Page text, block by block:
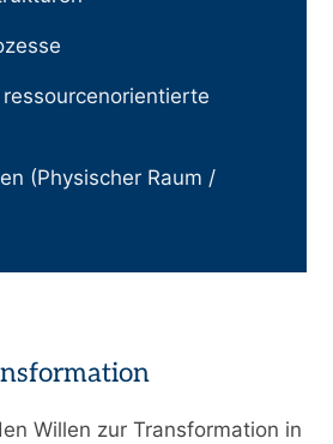
(Physischer Raum /
Willen zur Transformation in